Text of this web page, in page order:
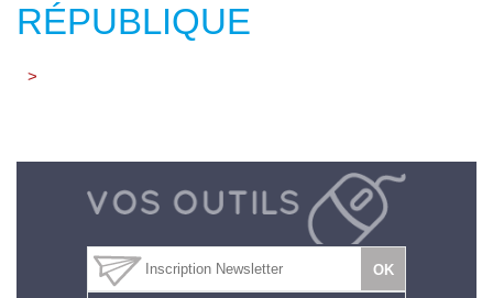
RÉPUBLIQUE
>